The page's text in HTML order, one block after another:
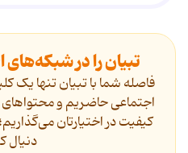
تبیان را در
فاصله شما با تبیان تنها
اجتماعی حاضریم و محتواهای
کیفیت در اختیارتان
دنیال